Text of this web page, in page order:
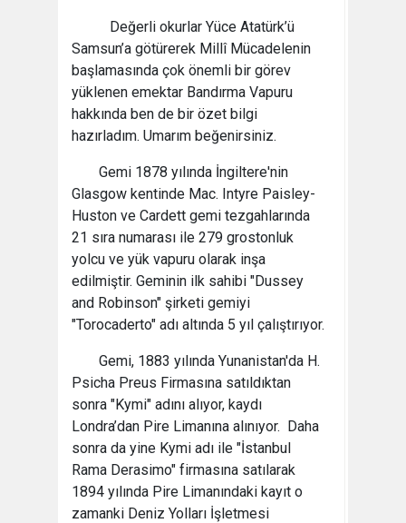
Değerli okurlar Yüce Atatürk’ü
Samsun’a götürerek Millî Mücadelenin
başlamasında çok önemli bir görev
yüklenen emektar Bandırma Vapuru
hakkında ben de bir özet bilgi
hazırladım. Umarım beğenirsiniz.
Gemi 1878 yılında İngiltere'nin
Glasgow kentinde Mac. Intyre Paisley-
Huston ve Cardett gemi tezgahlarında
21 sıra numarası ile 279 grostonluk
yolcu ve yük vapuru olarak inşa
edilmiştir. Geminin ilk sahibi "Dussey
and Robinson" şirketi gemiyi
"Torocaderto" adı altında 5 yıl çalıştırıyor.
Gemi, 1883 yılında Yunanistan'da H.
Psicha Preus Firmasına satıldıktan
sonra "Kymi" adını alıyor, kaydı
Londra’dan Pire Limanına alınıyor. Daha
sonra da yine Kymi adı ile "İstanbul
Rama Derasimo" firmasına satılarak
1894 yılında Pire Limanındaki kayıt o
zamanki Deniz Yolları İşletmesi